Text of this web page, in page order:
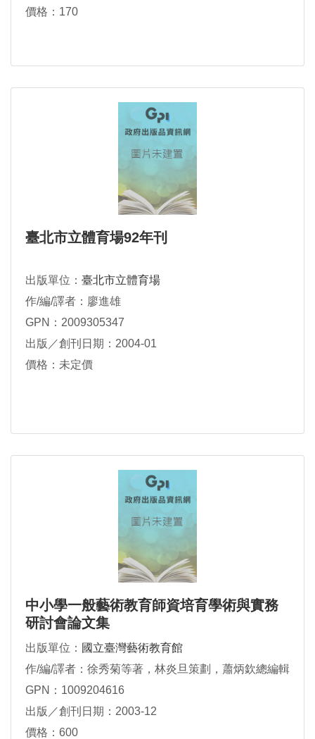
價格：170
臺北市立體育場92年刊
出版單位： 臺北市立體育場
作/編/譯者：廖進雄
GPN：2009305347
出版／創刊日期：2004-01
價格：未定價
中小學一般藝術教育師資培育學術與實務
研討會論文集
出版單位： 國立臺灣藝術教育館
作/編/譯者：徐秀菊等著，林炎旦策劃，蕭炳欽總編輯
GPN：1009204616
出版／創刊日期：2003-12
價格：600